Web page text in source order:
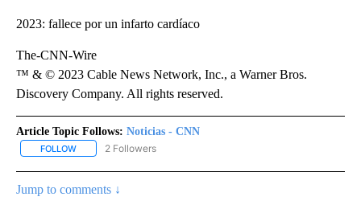
2023: fallece por un infarto cardíaco
The-CNN-Wire
™ & © 2023 Cable News Network, Inc., a Warner Bros.
Discovery Company. All rights reserved.
Article Topic Follows: Noticias - CNN
FOLLOW FOLLOW "NOTICIAS - CNN" TO RECEIVE NOTIFICATIONS ABOUT
2 Followers
Jump to comments ↓